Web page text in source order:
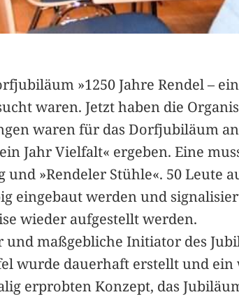
»1250 Jahre Rendel –
waren. Jetzt haben die
waren für das Dorfjubiläum
Jahr Vielfalt« ergeben. Eine
und »Rendeler Stühle«. 50 Leute
eingebaut werden und
wieder aufgestellt werden.
und maßgebliche Initiator des
wurde dauerhaft erstellt und ein
erprobten Konzept, das